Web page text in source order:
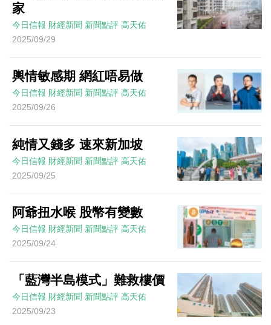
家
今日信報 財經新聞 新聞點評 高天佑
2025/09/29
輿情敏感期 網紅唔易做
今日信報 財經新聞 新聞點評 高天佑
2025/09/26
純情又錢多 速來新加坡
今日信報 財經新聞 新聞點評 高天佑
2025/09/25
阿爺扭水喉 股幣有變數
今日信報 財經新聞 新聞點評 高天佑
2025/09/24
「藍灣半島模式」難救樓價
今日信報 財經新聞 新聞點評 高天佑
2025/09/23